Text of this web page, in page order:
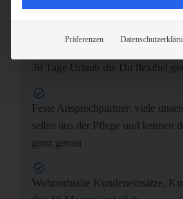
30 Tage Urlaub die Du flexibel
Feste Ansprechpartner: viele
selbst aus der Pflege und kennen
ganz genau
Wohnortnahe Kundeneinsätze,
Präferenzen